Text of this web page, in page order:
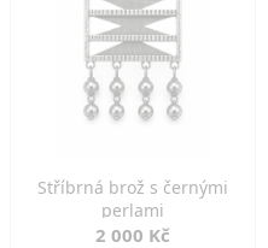
Stříbrná brož s černými
perlami
2 000 Kč